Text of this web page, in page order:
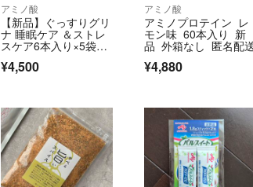
✔️少しでもお安く提供する為に、封筒
する商品も御座います
✔️皆様に平等にお取り引きしたいと思
✔️現在は11ヶ所の仕入先を回り、新し
✔️御理解のある優しい方の、ご購入を
こんな時代なので、中々ボランティア
アミノ酸
【新品】ぐっすりグリ
ナ 睡眠ケア ＆ストレ
スケア6本入り×5袋
（30本）
¥4,500
アミノ酸
アミノプロテイン レ
モン味 60本入り 新
品 外箱なし 匿名配
¥4,880